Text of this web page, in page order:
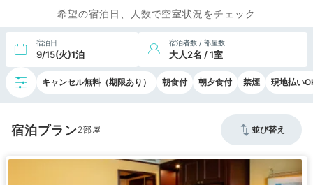
希望の宿泊日、人数で空室状況をチェック
宿泊日
9/15(火)1泊
宿泊者数 / 部屋数
大人2名 / 1室
キャンセル無料（期限あり） 朝食付 朝夕食付 禁煙 現地払い
宿泊プラン2 並び替え